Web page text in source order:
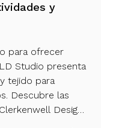
y
para ofrecer
Studio presenta
tejido para
Descubre las
Design